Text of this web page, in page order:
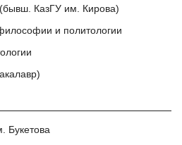
КазГУ им. Кирова)
и политологии
Букетова